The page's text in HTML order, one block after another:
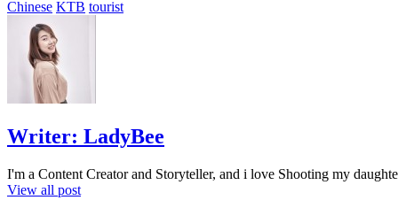
Chinese KTB tourist
Writer: LadyBee
I'm a Content Creator and Storyteller, and i love Shooting my
View all post